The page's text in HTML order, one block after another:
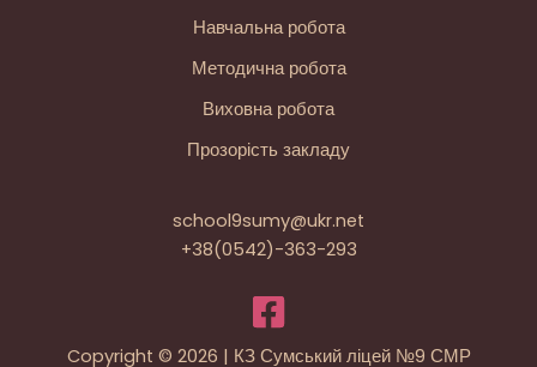
Навчальна робота
Методична робота
Виховна робота
Прозорість закладу
school9sumy@ukr.net
+38(0542)-363-293
Copyright © 2026 | КЗ Сумський ліцей №9 СМР